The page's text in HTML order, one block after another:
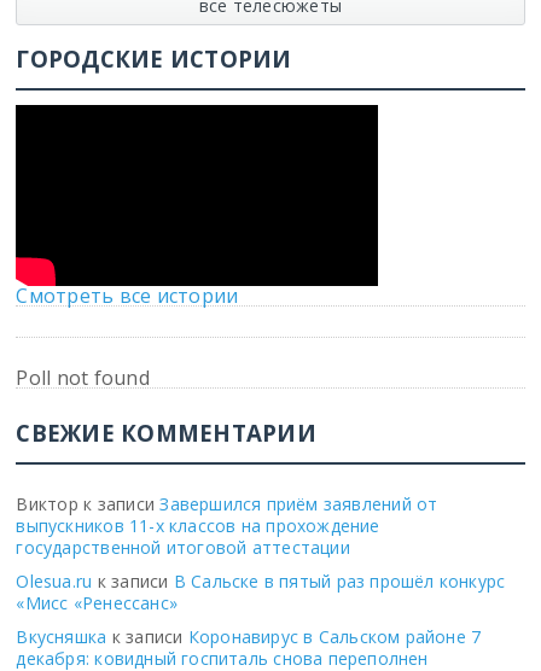
все телесюжеты
ГОРОДСКИЕ ИСТОРИИ
Смотреть все истории
Poll not found
СВЕЖИЕ КОММЕНТАРИИ
Виктор к записиЗавершился приём заявлений от
выпускников 11-х классов на прохождение
государственной итоговой аттестации
Olesua.ru к записи В Сальске в пятый раз прошёл конкурс
«Мисс «Ренессанс»
Вкусняшка к записи Коронавирус в Сальском районе 7
декабря: ковидный госпиталь снова переполнен